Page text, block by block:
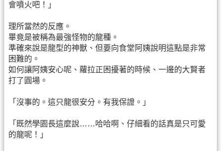
會噴火吧！」
理所當然的反應。
畢竟是被稱為最強怪物的龍種。
準確來說是龍型的神獸、但要向食堂阿姨說明這點是非常
困難的。
如何讓阿姨安心呢、蘿拉正困擾著的時候、一邊的大賢者
打了圓場。
「沒事的。這只龍很安分。有我保證。」
「既然學園長這麼說……哈哈啊、仔細看的話真是只可愛
的龍呢！」